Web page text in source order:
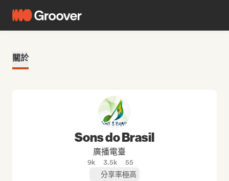
關於
Sons do Brasil
廣播電臺
9k 3.5k
55
分享率極高